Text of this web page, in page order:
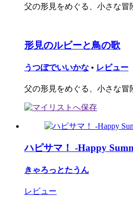
父の形見をめぐる、小さな冒
形見のルビーと鳥の歌
うつぼでいいかな • レビュー
父の形見をめぐる、小さな冒
ハピサマ！ -Happy
きゃろっとたうん
レビュー